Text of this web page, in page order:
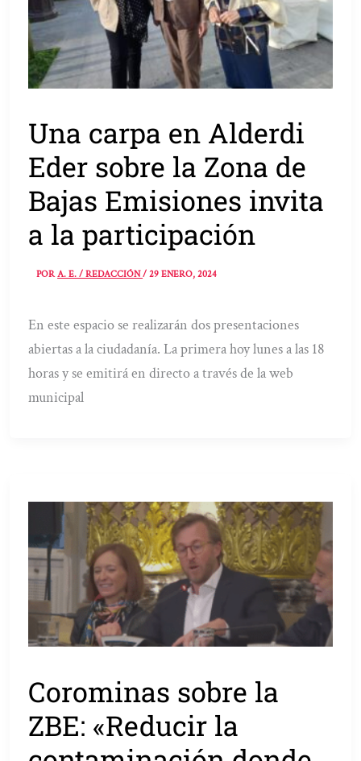
Una carpa en Alderdi
Eder sobre la Zona de
Bajas Emisiones invita
a la participación
PORA. E. / REDACCIÓN/29 ENERO, 2024
En este espacio se realizarán dos presentaciones
abiertas a la ciudadanía. La primera hoy lunes a las 18
horas y se emitirá en directo a través de la web
municipal
Corominas sobre la
ZBE: «Reducir la